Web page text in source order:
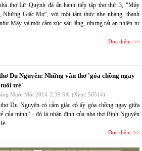
thơ Lữ Quỳnh đã ấn hành tiếp tập thơ thứ 3, "Mây
Những Giấc Mơ", với một tâm thức nhẹ nhàng, thanh
Mây và một cảm xúc sâu lắng, nhưng rất an nhiên tự
Đọc thêm
Du Nguyên: Những vần thơ 'góa chồng ngay
trẻ'
Mười Một 2014 2:39 SA (Xem: 50514)
Du Nguyên có cảm giác cô ấy góa chồng ngay giữa
của mình” - đó là nhận định của nhà thơ Bình Nguyên
Đọc thêm